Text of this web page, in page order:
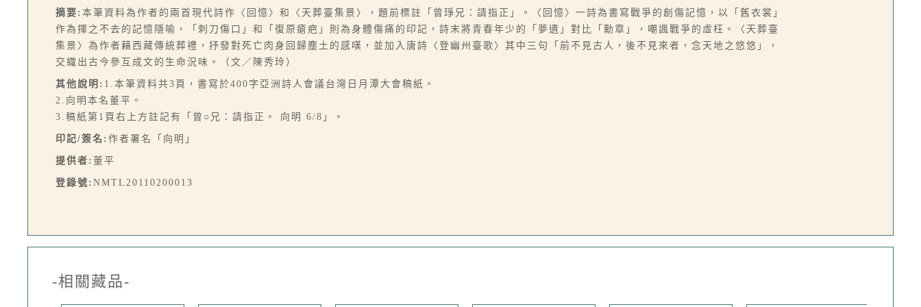
摘要: 本筆資料為作者的兩首現代詩作〈回憶〉和〈天葬臺集景〉，題前標註「曾琤兄：請指正」。〈回憶〉一詩為書寫戰爭的創傷記憶，以「舊衣裳」
作為揮之不去的記憶隱喻，「刺刀傷口」和「復原瘡疤」則為身體傷痛的印記，詩末將青春年少的「夢遺」對比「勳章」，嘲諷戰爭的虛枉。〈天葬臺
集景〉為作者藉西藏傳統葬禮，抒發對死亡肉身回歸塵土的感嘆，並加入唐詩〈登幽州臺歌〉其中三句「前不見古人，後不見來者，念天地之悠悠」，
交織出古今參互成文的生命況味。（文／陳秀玲）
其他說明: 1.本筆資料共3頁，書寫於400字亞洲詩人會議台灣日月潭大會稿紙。
2.向明本名董平。
3.稿紙第1頁右上方註記有「曾○兄：請指正。 向明 6/8」。
印記/簽名: 作者署名「向明」
提供者: 董平
登錄號: NMTL20110200013
-相關藏品-